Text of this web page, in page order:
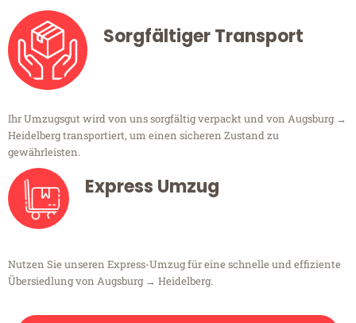
Sorgfältiger Transport
Ihr Umzugsgut wird von uns sorgfältig verpackt und von Augsburg →
Heidelberg transportiert, um einen sicheren Zustand zu
gewährleisten.
Express Umzug
Nutzen Sie unseren Express-Umzug für eine schnelle und effiziente
Übersiedlung von Augsburg → Heidelberg.